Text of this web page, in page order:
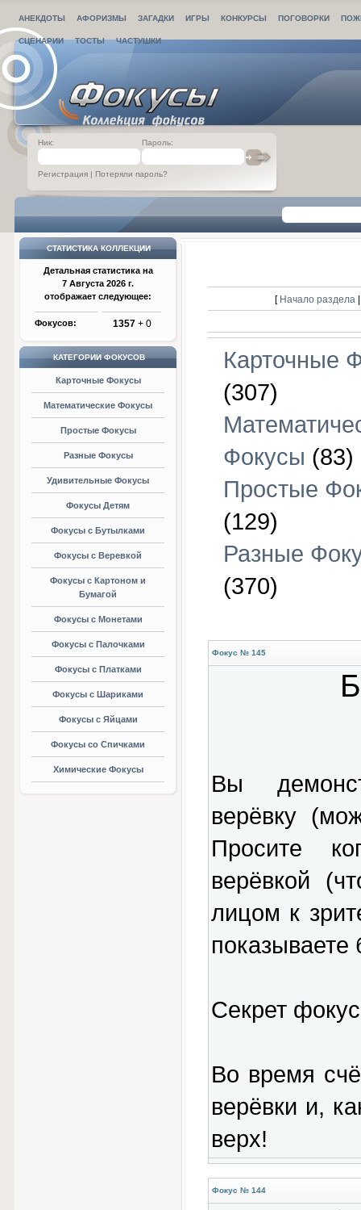
АНЕКДОТЫ АФОРИЗМЫ ЗАГАДКИ ИГРЫ КОНКУРСЫ ПОГОВОРКИ
СЦЕНАРИИ ТОСТЫ ЧАСТУШКИ
Ник: Пароль:
Регистрация | Потеряли пароль?
СТАТИСТИКА КОЛЛЕКЦИИ
Детальная статистика на
7 Августа 2026 г.
отображает следующее:
Фокусов: 1357 + 0
КАТЕГОРИИ ФОКУСОВ
Карточные Фокусы
Математические Фокусы
Простые Фокусы
Разные Фокусы
Удивительные Фокусы
Фокусы Детям
Фокусы с Бутылками
Фокусы с Веревкой
Фокусы с Картоном и
Бумагой
Фокусы с Монетами
Фокусы с Палочками
Фокусы с Платками
Фокусы с Шариками
Фокусы с Яйцами
Фокусы со Спичками
Химические Фокусы
[ Начало раздела
Карточные
(307)
Фокусы (83)
Простые
(129)
Разные
(370)
Фокус № 145
Вы
верёвку
Просите
верёвкой
лицом к
показываете
Секрет
Во время
верёвки и,
верх!
Фокус № 144